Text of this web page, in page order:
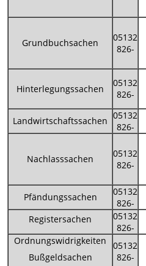
Grundbuchsachen
05132
826-
Hinterlegungssachen
05132
826-
Landwirtschaftssachen 05132
826-
Nachlasssachen
05132
826-
Pfändungssachen
05132
826-
Registersachen
05132
826-
Ordnungswidrigkeiten
Bußgeldsachen
05132
826-